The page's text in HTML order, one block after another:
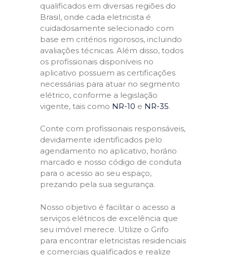
qualificados em diversas regiões do
Brasil, onde cada eletricista é
cuidadosamente selecionado com
base em critérios rigorosos, incluindo
avaliações técnicas. Além disso, todos
os profissionais disponíveis no
aplicativo possuem as certificações
necessárias para atuar no segmento
elétrico, conforme a legislação
vigente, tais como NR-10 e NR-35.
Conte com profissionais responsáveis,
devidamente identificados pelo
agendamento no aplicativo, horário
marcado e nosso código de conduta
para o acesso ao seu espaço,
prezando pela sua segurança.
Nosso objetivo é facilitar o acesso a
serviços elétricos de excelência que
seu imóvel merece. Utilize o Grifo
para encontrar eletricistas residenciais
e comerciais qualificados e realize